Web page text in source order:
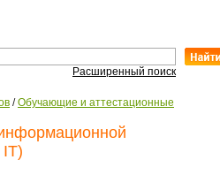
Расширенный поиск
/Обучающие и аттестационные
IT)